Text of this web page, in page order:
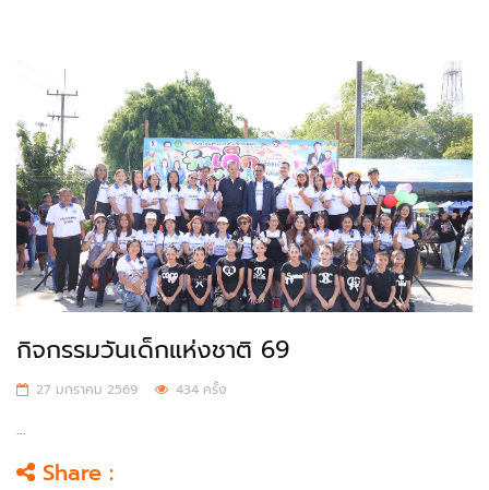
กิจกรรมวันเด็กแห่งชาติ 69
27 มกราคม 2569 434 ครั้ง
...
Share :